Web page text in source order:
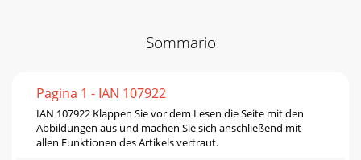
Sommario
Pagina 1 - IAN 107922
IAN 107922 Klappen Sie vor dem Lesen die Seite mit den
Abbildungen aus und machen Sie sich anschließend mit
allen Funktionen des Artikels vertraut.